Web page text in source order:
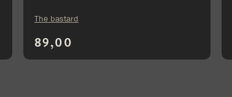
89,00
The bastard